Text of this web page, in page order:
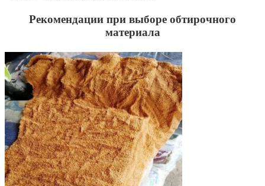
Рекомендации при выборе обтирочного
материала